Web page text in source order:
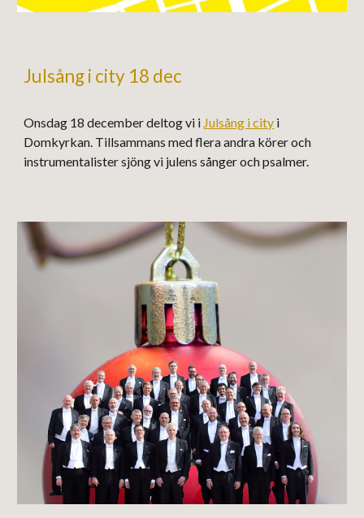
Julsång i city 18 dec
Onsdag 18 december deltogvi i Julsång i city i
Domkyrkan. Tillsammans med flera andra körer och
instrumentalister sjöngvi julens sånger och psalmer.